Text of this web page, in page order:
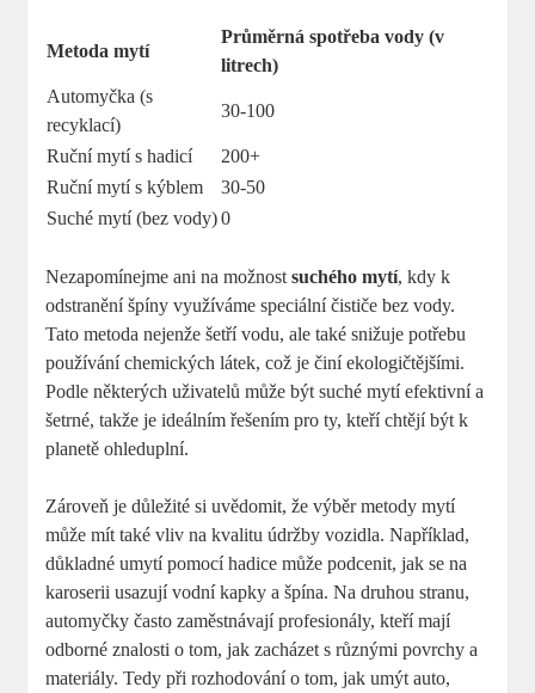
Metoda mytí
Průměrná spotřeba vody (v
litrech)
Automyčka (s
recyklací)
30-100
Ruční mytí s hadicí
200+
Ruční mytí s kýblem
30-50
Suché mytí (bez vody) 0
Nezapomínejme ani na možnostsuchého mytí, kdy k
odstranění špíny využíváme speciální čističe bez vody.
Tato metoda nejenže šetří vodu, ale také snižuje potřebu
používání chemických látek, což je činí ekologičtějšími.
Podle některých uživatelů může být suché mytí efektivní a
šetrné, takže je ideálním řešením pro ty, kteří chtějí být k
planetě ohleduplní.
Zároveň je důležité si uvědomit, že výběr metody mytí
může mít také vliv na kvalitu údržby vozidla. Například,
důkladné umytí pomocí hadice může podcenit, jak se na
karoserii usazují vodní kapky a špína. Na druhou stranu,
automyčky často zaměstnávají profesionály, kteří mají
odborné znalosti o tom, jak zacházet s různými povrchy a
materiály. Tedy při rozhodování o tom, jak umýt auto,